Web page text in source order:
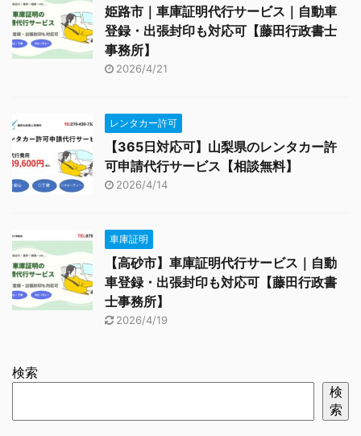
姫路市｜車庫証明代行サービス｜自動車
登録・出張封印も対応可【藤田行政書士
事務所】
2026/4/21
レンタカー許可
【365日対応可】山梨県のレンタカー許
可申請代行サービス【相談無料】
2026/4/14
車庫証明
【高砂市】車庫証明代行サービス｜自動
車登録・出張封印も対応可【藤田行政書
士事務所】
2026/4/19
検索
検
索